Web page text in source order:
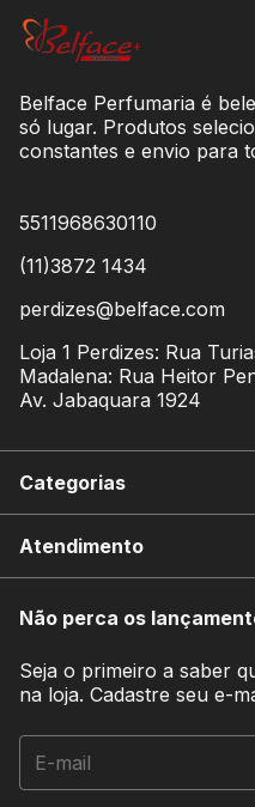
Belface Perfumaria é
só lugar. Produtos
constantes e envio para
5511968630110
(11)3872 1434
perdizes@belface.com
Loja 1 Perdizes: Rua
Madalena: Rua Heitor
Av. Jabaquara 1924
Categorias
Atendimento
Não perca os
Seja o primeiro a saber
na loja. Cadastre seu e-